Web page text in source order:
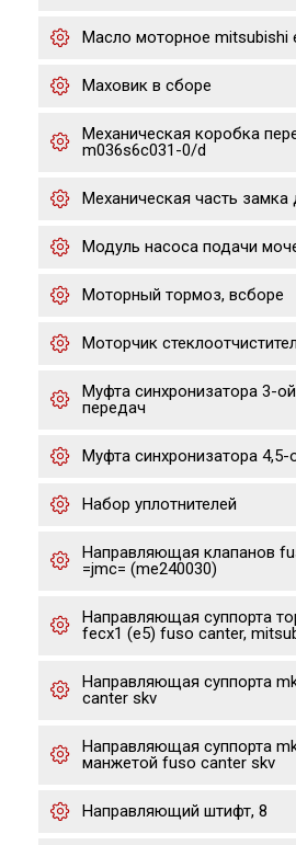
Масло моторное mitsubishi
Маховик в сборе
Механическая коробка
m036s6c031-0/d
Механическая часть замка
Модуль насоса подачи
Моторный тормоз, всборе
Моторчик
Муфта синхронизатора 3-
передач
Муфта синхронизатора 4,5-
Набор уплотнителей
Направляющая клапанов
=jmc= (me240030)
Направляющая суппорта
fecx1 (е5) fuso canter,
Направляющая суппорта
canter skv
Направляющая суппорта
манжетой fuso canter skv
Направляющий штифт, 8